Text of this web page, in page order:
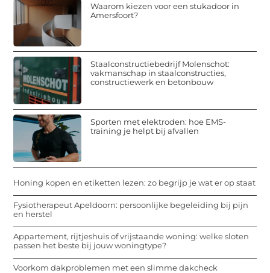
Waarom kiezen voor een stukadoor in
Amersfoort?
Staalconstructiebedrijf Molenschot:
vakmanschap in staalconstructies,
constructiewerk en betonbouw
Sporten met elektroden: hoe EMS-
training je helpt bij afvallen
Honing kopen en etiketten lezen: zo begrijp je wat er op staat
Fysiotherapeut Apeldoorn: persoonlijke begeleiding bij pijn
en herstel
Appartement, rijtjeshuis of vrijstaande woning: welke sloten
passen het beste bij jouw woningtype?
Voorkom dakproblemen met een slimme dakcheck